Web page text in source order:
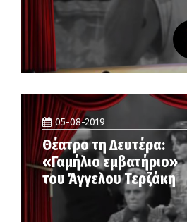
05-08-2019
Θέατρο τη Δευτέρα:
«Γαμήλιο εμβατήριο»
του Άγγελου Τερζάκη